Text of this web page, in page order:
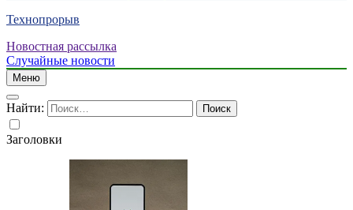
Технопрорыв
Новостная рассылка
Случайные новости
Меню
Найти:
Заголовки